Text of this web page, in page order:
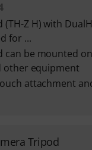
(TH-Z H) with
for ...
can be mounted
other equipment
attachment
Tripod